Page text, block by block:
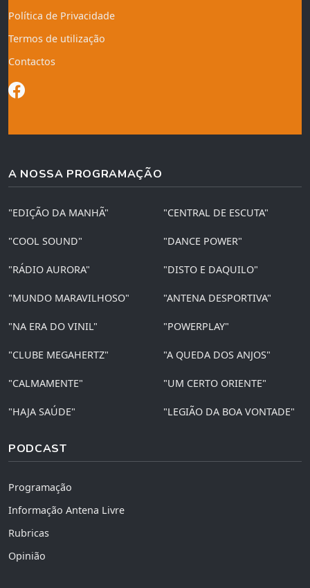
Política de Privacidade
Termos de utilização
Contactos
A NOSSA PROGRAMAÇÃO
"EDIÇÃO DA MANHÃ" "CENTRAL DE ESCUTA"
"COOL SOUND" "DANCE POWER"
"RÁDIO AURORA" "DISTO E DAQUILO"
"MUNDO MARAVILHOSO" "ANTENA DESPORTIVA"
"NA ERA DO VINIL" "POWERPLAY"
"CLUBE MEGAHERTZ" "A QUEDA DOS ANJOS"
"CALMAMENTE" "UM CERTO ORIENTE"
"HAJA SAÚDE" "LEGIÃO DA BOA VONTADE"
PODCAST
Programação
Informação Antena Livre
Rubricas
Opinião